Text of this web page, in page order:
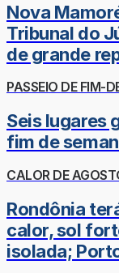
Nova
Tribunal do
de grande
PASSEIO DE FIM-
Seis lugares
fim de
CALOR DE
Rondônia
calor, sol
isolada;